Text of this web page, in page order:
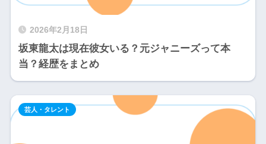
2026年2月18日
坂東龍太は現在彼女いる？元ジャニーズって本
当？経歴をまとめ
芸人・タレント